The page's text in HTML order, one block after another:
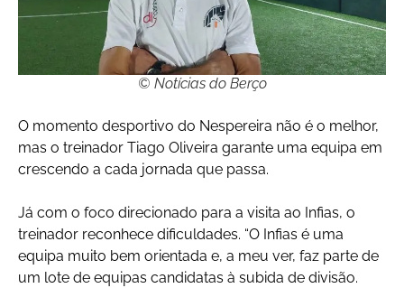
© Notícias do Berço
O momento desportivo do Nespereira não é o melhor,
mas o treinador Tiago Oliveira garante uma equipa em
crescendo a cada jornada que passa.
Já com o foco direcionado para a visita ao Infias, o
treinador reconhece dificuldades. “O Infias é uma
equipa muito bem orientada e, a meu ver, faz parte de
um lote de equipas candidatas à subida de divisão.